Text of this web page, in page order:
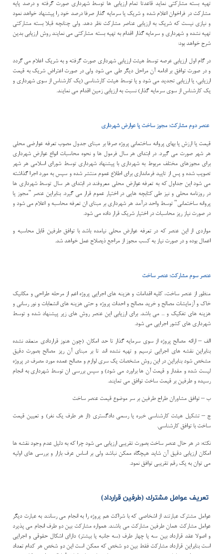
تهيه بسته مشاركتي نمايد قاعدتا تمام ارزيابي ها توسط شهرداري صورت گرفته و درصد پايه
مشاركت در فراخوان اعلام شده و شريك يا سرمايه گذار صرفا درصد خود را پيشنهاد خواهد نمود
و نيازي نيست كه شريك به ارزيابي عناصر مشاركت نظر دهد. ولي چنانچه قبلا بسته مشاركتي
تهيه نشده و شهرداري و سرمايه گذار اقدام به تهيه بسته مشاركتي مي نمايند روش ارزيابي بدين
شرح خواهد بود:
در گام اول ارزيابي عرصه توسط هيئت ارزيابي شهرداري صورت گرفته و به شريك اعلام مي گردد
و در صورت توافق بر ادامه آن مراحل ديگر طي مي شود ولي در صورت اعتراض شريك به قيمت
ارزيابي، يا ارزيابي تجديد مي شود و يا توسط هيئت كارشناسي (يك كارشناس از سوي شهرداري و
يك كارشناس از سوي سرمايه گذار) نسبت به ارزيابي زمين اقدام مي نمايند.
عنصر دوم مشاركت: مجوز ساخت يا عوارض شهرداري
قيمت يا ارزش يا بهاي پروانه ساختماني پروژه صرفا بر مبناي جدول مصوب تعرفه عوارضي محلي
هر شهر صورت مي گيرد. در ابتداي هر سال فرمول ها و نحوه محاسبات انواع عوارض شهرداري
براي مجوزهاي مختلف مربوط به شهرداري با پيشنهاد شهرداري توسط شوراي اسلامي هر شهر
تصويب شده و پس از تاييد فرمانداري براي اطلاع عموم منتشر شده و سپس به مورد اجرا گذاشته
مي شود اين جداول كه به تعرفه عوارض محلي معروفند در ابتداي هر سال توسط شهرداري ها
در روزنامه محلي و نيز طي كتابچه هايي در اختيار عموم قرار مي گيرد. بنابراين عنصر "مجوز يا
پروانه ساختماني" توسط واحد درآمد هر شهرداري بر مبناي ان تعرفه محاسبه و اعلام مي شود و
در صورت نياز ريز محاسبات در اختيار شريك قرار داده مي شود.
مواردي از اين عنصر كه در تعرفه عوارض محلي نيامده باشد با توافق طرفين قابل محاسبه و
اعمال بوده و در صورت نياز به كسب مجوز از مراجع ذيصلاح عمل خواهد شد.
عنصر سوم مشاركت: عنصر ساخت
منظور از عنصر ساخت، كليه اقدامات و هزينه هاي اجرايي پروژه اعم از مرحله طراحي و مكانيك
خاك و آزمايشات مصالح و خريد مصالح و احداث پروژه و حتي هزينه هاي انشعابات و نور رساني و
هزينه هاي تفكيك و ... مي باشد. براي ارزيابي اين عنصر روش هاي زير پيشنهاد شده و توسط
شهرداري هاي كشور اجرايي مي شود.
الف– ارائه مصالح پروژه از سوي سرمايه گذار تا حد امكان. (چون هنوز قراردادي منعقد نشده
بنابراين نقشه هاي اجرايي ترسيم و تهيه نشده اند تا بر مبناي آن ريز مصالح بصورت دقيق
مشخص شود بنابراين در اين روش مشخصات يك سري لوازم و مصالح عمده مورد مصرف در پروژه
ليست شده و مقدار و قيمت آن ها براورد مي شود) و سپس بررسي ان توسط شهرداري به انجام
رسيده و طرفين بر قيمت ساخت توافق مي تمايند.
ب – توافق مشاوران طراح طرفين بر سر موضوع قيمت عنصر ساخت
ج– تشكيل هيئت كارشناسي خبره يا رسمي دادگستري (از هر طرف يك نفر) و تعيين قيمت
ساخت با توافق كارشناسي.
نكته: در هر حال عنصر ساخت بصورت تقريبي ارزيابي مي شود چرا كه به دليل عدم وجود نقشه ها
امكان ارزيابي دقيق آن شايد هيچگاه ممكن نباشد ولي بر اساس عرف بازار و بررسي هاي اوليه
مي توان به يك رقم تقريبي توافق نمود.
تعريف عوامل مشترك (طرفين قرارداد)
عوامل مشترك عبارتند از اشخاصي كه با شراكت هم پروژه را به انجام مي رسانند به عبارت ديگر
عوامل مشاركت همان طرفين مشاركت مي باشند. همواره مشاركت بين دو طرف انجام مي پذيرد
و اصولا عقد قرارداد بين سه يا چهار طرف (سه جانبه يا بيشتر) داراي اشكال حقوقي و اجرايي
است بنابراين قرارداد مشاركت فقط بين دو شخص كه ممكن است اين دو شخص هر كدام تعداد